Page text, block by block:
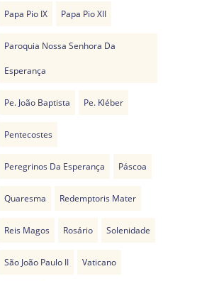
Papa Pio IX Papa Pio XII
Paroquia Nossa Senhora Da
Esperança
Pe. João Baptista Pe. Kléber
Pentecostes
Peregrinos Da Esperança Páscoa
Quaresma Redemptoris Mater
Reis Magos Rosário Solenidade
São João Paulo II Vaticano